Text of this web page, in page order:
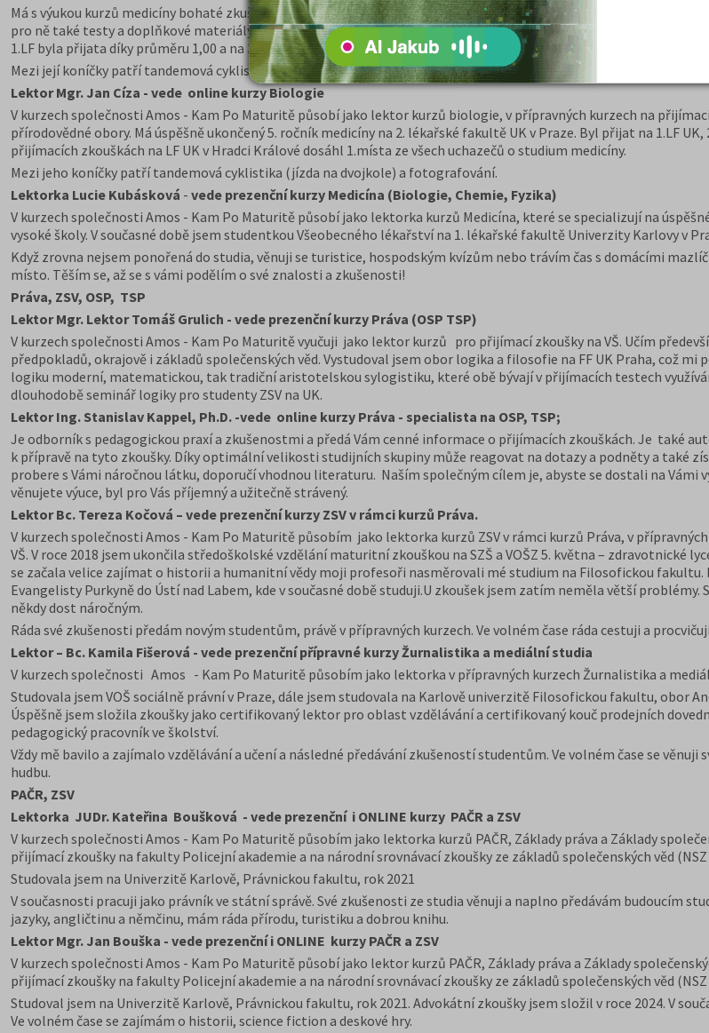
Má s výukou kurzů medicíny bohaté zkušenosti její kurz patří k těm nejlépe hodnoceným. V online výuce se
pro ně také testy a doplňkové materiály, které jim posílá. Při přijímacích zkouškách na 2.LF UK dosáhla z biologie,
1.LF byla přijata díky průměru 1,00 a na 3.LF díky vítězství v krajském kole Chemické olympiády v maturitním ročníku.
Mezi její koníčky patří tandemová cyklistika (jízda na dvojkole), kočky a plavání.
Lektor Mgr. Jan Cíza - vede online kurzy Biologie
V kurzech společnosti Amos - Kam Po Maturitě působí jako lektor kurzů biologie, v přípravných kurzech na
přírodovědné obory. Má úspěšně ukončený 5. ročník medicíny na 2. lékařské fakultě UK v Praze. Byl přijat na 1.LF UK,
přijímacích zkouškách na LF UK v Hradci Králové dosáhl 1.místa ze všech uchazečů o studium medicíny.
Mezi jeho koníčky patří tandemová cyklistika (jízda na dvojkole) a fotografování.
Lektorka Lucie Kubásková - vede prezenční kurzy Medicína (Biologie, Chemie, Fyzika)
V kurzech společnosti Amos - Kam Po Maturitě působí jako lektorka kurzů Medicína, které se specializují na
vysoké školy. V současné době jsem studentkou Všeobecného lékařství na 1. lékařské fakultě Univerzity Karlovy v
Když zrovna nejsem ponořená do studia, věnuji se turistice, hospodským kvízům nebo trávím čas s domácími
místo. Těším se, až se s vámi podělím o své znalosti a zkušenosti!
Práva, ZSV, OSP, TSP
Lektor Mgr. Lektor Tomáš Grulich - vede prezenční kurzy Práva (OSP TSP)
V kurzech společnosti Amos - Kam Po Maturitě vyučuji jako lektor kurzů pro přijímací zkoušky na VŠ. Učím
předpokladů, okrajově i základů společenských věd. Vystudoval jsem obor logika a filosofie na FF UK Praha, což
logiku moderní, matematickou, tak tradiční aristotelskou sylogistiku, které obě bývají v přijímacích testech
dlouhodobě seminář logiky pro studenty ZSV na UK.
Lektor Ing. Stanislav Kappel, Ph.D. -vede online kurzy Práva - specialista na OSP, TSP;
Je odborník s pedagogickou praxí a zkušenostmi a předá Vám cenné informace o přijímacích zkouškách. Je také
k přípravě na tyto zkoušky. Díky optimální velikosti studijních skupiny může reagovat na dotazy a podněty a také
probere s Vámi náročnou látku, doporučí vhodnou literaturu. Naším společným cílem je, abyste se dostali na Vámi
věnujete výuce, byl pro Vás příjemný a užitečně strávený.
Lektor Bc. Tereza Kočová – vede prezenční kurzy ZSV v rámci kurzů Práva.
V kurzech společnosti Amos - Kam Po Maturitě působím jako lektorka kurzů ZSV v rámci kurzů Práva, v
VŠ. V roce 2018 jsem ukončila středoškolské vzdělání maturitní zkouškou na SZŠ a VOŠZ 5. května – zdravotnické
se začala velice zajímat o historii a humanitní vědy moji profesoři nasměrovali mé studium na Filosofickou fakultu.
Evangelisty Purkyně do Ústí nad Labem, kde v současné době studuji.U zkoušek jsem zatím neměla větší problémy.
někdy dost náročným.
Ráda své zkušenosti předám novým studentům, právě v přípravných kurzech. Ve volném čase ráda cestuji a
Lektor – Bc. Kamila Fišerová - vede prezenční přípravné kurzy Žurnalistika a mediální studia
V kurzech společnosti Amos - Kam Po Maturitě působím jako lektorka v přípravných kurzech Žurnalistika a
Studovala jsem VOŠ sociálně právní v Praze, dále jsem studovala na Karlově univerzitě Filosofickou fakultu, obor
Úspěšně jsem složila zkoušky jako certifikovaný lektor pro oblast vzdělávání a certifikovaný kouč prodejních
pedagogický pracovník ve školství.
Vždy mě bavilo a zajímalo vzdělávání a učení a následné předávání zkušeností studentům. Ve volném čase se věnuji
hudbu.
PAČR, ZSV
Lektorka JUDr. Kateřina Boušková - vede prezenční i ONLINE kurzy PAČR a ZSV
V kurzech společnosti Amos - Kam Po Maturitě působím jako lektorka kurzů PAČR, Základy práva a Základy
přijímací zkoušky na fakulty Policejní akademie a na národní srovnávací zkoušky ze základů společenských věd (NSZ
Studovala jsem na Univerzitě Karlově, Právnickou fakultu, rok 2021
V současnosti pracuji jako právník ve státní správě. Své zkušenosti ze studia věnuji a naplno předávám budoucím
jazyky, angličtinu a němčinu, mám ráda přírodu, turistiku a dobrou knihu.
Lektor Mgr. Jan Bouška - vede prezenční i ONLINE kurzy PAČR a ZSV
V kurzech společnosti Amos - Kam Po Maturitě působí jako lektor kurzů PAČR, Základy práva a Základy
přijímací zkoušky na fakulty Policejní akademie a na národní srovnávací zkoušky ze základů společenských věd (NSZ
Studoval jsem na Univerzitě Karlově, Právnickou fakultu, rok 2021. Advokátní zkoušky jsem složil v roce 2024. V
Ve volném čase se zajímám o historii, science fiction a deskové hry.